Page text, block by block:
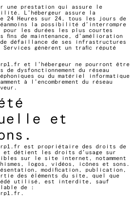
une prestation qui assure le
L’hébergeur assure la
24 Heures sur 24, tous les jours de
la possibilité d’interrompre
pour les durées les plus courtes
fins de maintenance, d’amélioration
défaillance de ses infrastructures
génèrent un trafic réputé
et l’hébergeur ne pourront être
de dysfonctionnement du réseau
ou du matériel informatique
à l’encombrement du réseau
et
est propriétaire des droits de
détient les droits d’usage sur
sur le site internet, notamment
logos, vidéos, icônes et sons.
modification, publication,
des éléments du site, quel que
utilisé, est interdite, sauf
de :
.